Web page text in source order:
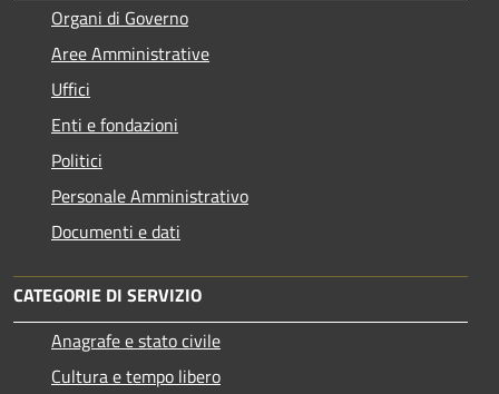
Organi di Governo
Aree Amministrative
Uffici
Enti e fondazioni
Politici
Personale Amministrativo
Documenti e dati
CATEGORIE DI SERVIZIO
Anagrafe e stato civile
Cultura e tempo libero